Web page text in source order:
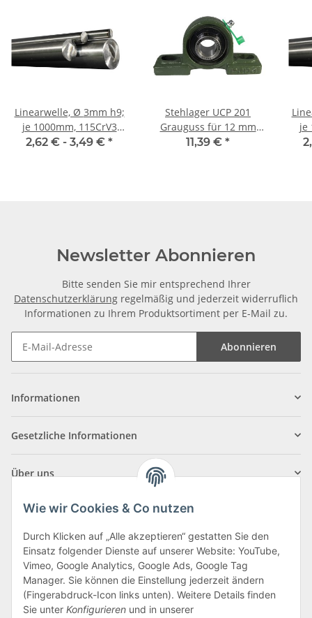
Linearwelle, Ø 3mm h9;
je 1000mm, 115CrV3
geschliffen und poliert
2,62 € - 3,49 € *
Stehlager UCP 201
Grauguss für 12 mm
Welle
11,39 € *
je
Newsletter Abonnieren
Bitte senden Sie mir entsprechend Ihrer
Datenschutzerklärung regelmäßig und jederzeit widerruflich
Informationen zu Ihrem Produktsortiment per E-Mail zu.
Abonnieren
Informationen
Gesetzliche Informationen
Über uns
Klagenfurter Straße 29
9556 Liebenfels
Montag bis Donnerstag: 8:00 bis 16:30 Uhr
Wie wir Cookies & Co nutzen
Durch Klicken auf „Alle akzeptieren“ gestatten Sie den
Einsatz folgender Dienste auf unserer Website: YouTube,
Vimeo, Google Analytics, Google Ads, Google Tag
Manager. Sie können die Einstellung jederzeit ändern
(Fingerabdruck-Icon links unten). Weitere Details finden
Sie unter Konfigurieren und in unserer